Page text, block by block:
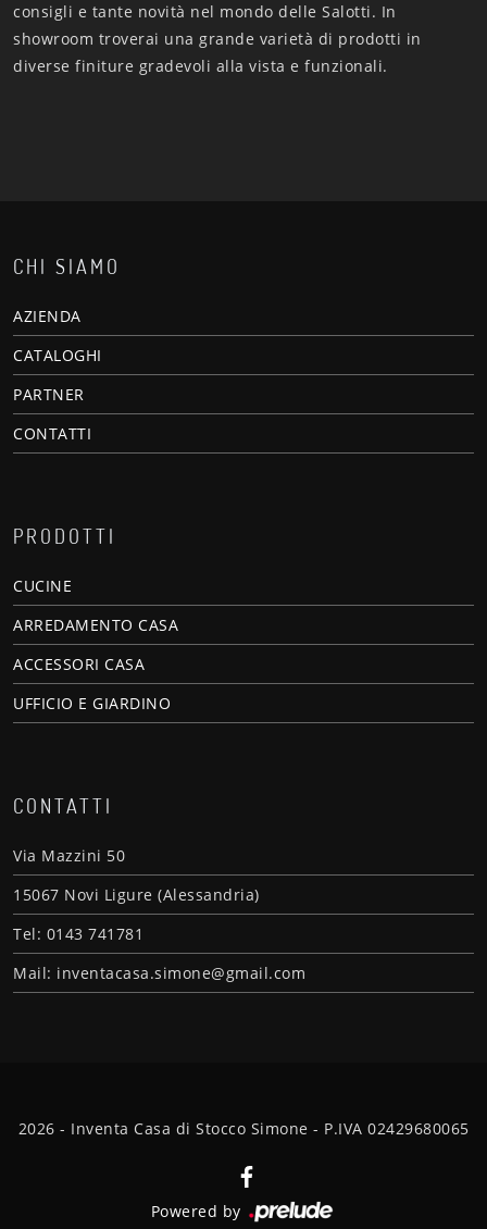
consigli e tante novità nel mondo delle Salotti. In
showroom troverai una grande varietà di prodotti in
diverse finiture gradevoli alla vista e funzionali.
CHI SIAMO
AZIENDA
CATALOGHI
PARTNER
CONTATTI
PRODOTTI
CUCINE
ARREDAMENTO CASA
ACCESSORI CASA
UFFICIO E GIARDINO
CONTATTI
Via Mazzini 50
15067 Novi Ligure (Alessandria)
Tel: 0143 741781
Mail: inventacasa.simone@gmail.com
2026 - Inventa Casa di Stocco Simone - P.IVA 02429680065
Powered by